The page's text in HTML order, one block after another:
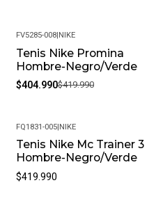
-4%
FV5285-008|NIKE
Tenis Nike Promina
Hombre-Negro/Verde
$404.990$419.990
FQ1831-005|NIKE
Tenis Nike Mc Trainer 3
Hombre-Negro/Verde
$419.990